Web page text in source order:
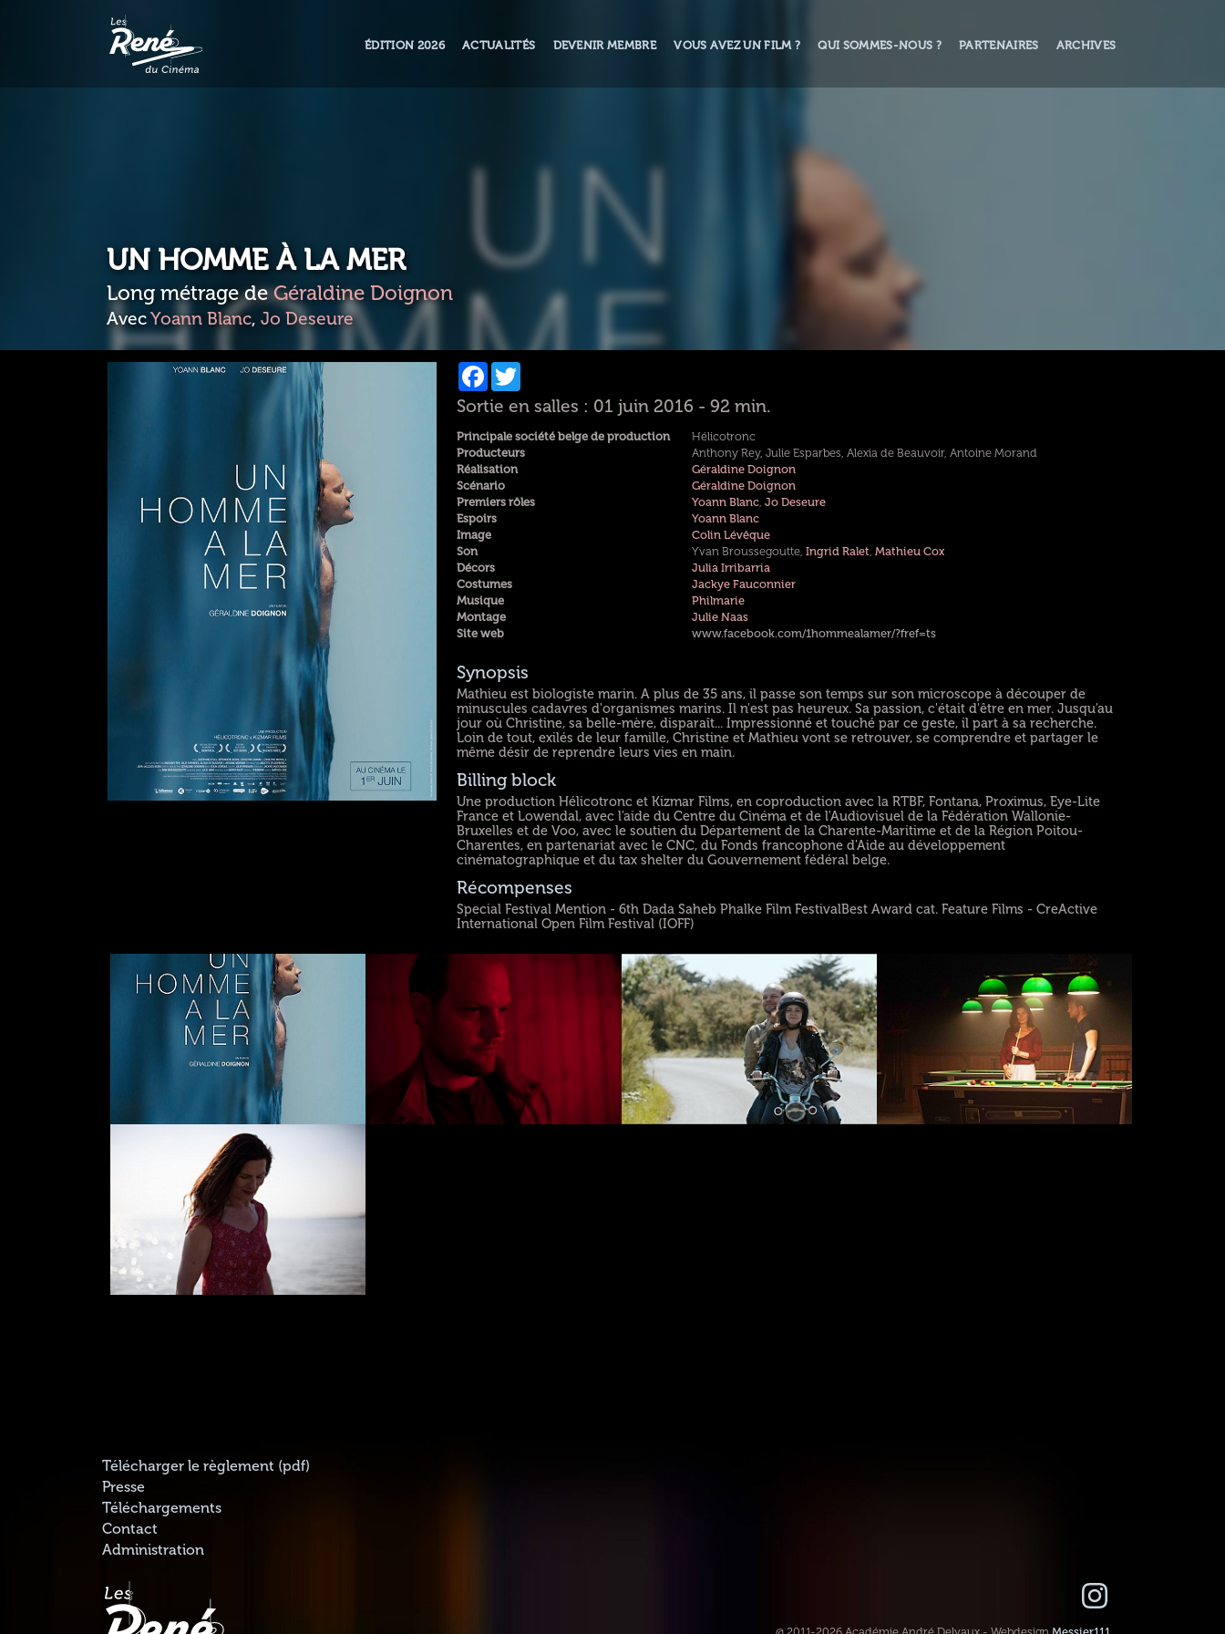
ÉDITION 2026 ACTUALITÉS DEVENIR MEMBRE VOUS AVEZ UN FILM ? QUI SOMMES-NOUS ? PARTENAIRES ARCHIVES
UN HOMME À LA MER
Long métrage deGéraldine Doignon
AvecYoann Blanc, Jo Deseure
Facebook
Sortie en salles : 01 juin 2016 - 92 min.
Principale société belge de production
Hélicotronc
Producteurs
Anthony Rey, Julie Esparbes, Alexia de Beauvoir, Antoine Morand
Réalisation
Géraldine Doignon
Scénario
Géraldine Doignon
Premiers rôles
Yoann Blanc, Jo Deseure
Espoirs
Yoann Blanc
Image
Colin Lévêque
Son
Yvan Broussegoutte, Ingrid Ralet Mathieu Cox
Décors
Julia Irribarria
Costumes
Jackye Fauconnier
Musique
Philmarie
Montage
Julie Naas
Site web
www.facebook.com/1hommealamer/?fref=ts
Synopsis
Mathieu est biologiste marin. A plus de 35 ans, il passe son temps sur son microscope à découper de
minuscules cadavres d'organismes marins. Il n'est pas heureux. Sa passion, c'était d'être en mer. Jusqu'au
jour où Christine, sa belle-mère, disparaît... Impressionné et touché par ce geste, il part à sa recherche.
Loin de tout, exilés de leur famille, Christine et Mathieu vont se retrouver, se comprendre et partager le
même désir de reprendre leurs vies en main.
Billing block
Une production Hélicotronc et Kizmar Films, en coproduction avec la RTBF, Fontana, Proximus, Eye-Lite
France et Lowendal, avec l'aide du Centre du Cinéma et de l'Audiovisuel de la Fédération Wallonie-
Bruxelles et de Voo, avec le soutien du Département de la Charente-Maritime et de la Région Poitou-
Charentes, en partenariat avec le CNC, du Fonds francophone d'Aide au développement
cinématographique et du tax shelter du Gouvernement fédéral belge.
Récompenses
Special Festival Mention - 6th Dada Saheb Phalke Film FestivalBest Award cat. Feature Films - CreActive
International Open Film Festival (IOFF)
Télécharger le règlement (pdf)
Presse
Téléchargements
Contact
Administration